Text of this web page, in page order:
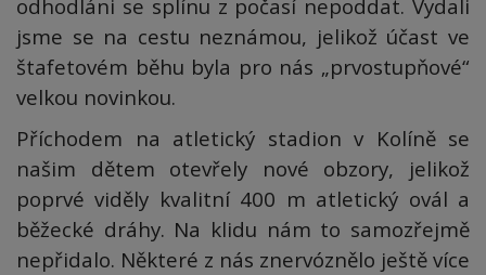
odhodláni se splínu z počasí nepoddat. Vydali
jsme se na cestu neznámou, jelikož účast ve
štafetovém běhu byla pro nás „prvostupňové“
velkou novinkou.
Příchodem na atletický stadion v Kolíně se
našim dětem otevřely nové obzory, jelikož
poprvé viděly kvalitní 400 m atletický ovál a
běžecké dráhy. Na klidu nám to samozřejmě
nepřidalo. Některé z nás znervóznělo ještě více